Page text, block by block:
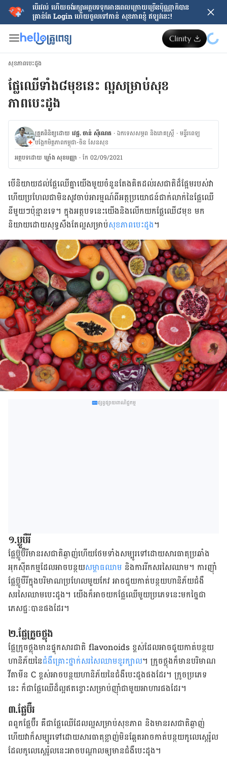
បើរវល់ ហើយចង់​រក្សាអត្ថបទទុកអានពេលក្រោយ​ច្រើនប៉ុណ្ណាក៏បាន
គ្រាន់តែ​ Login ហើយចូលទៅកាន់ សុខភាពខ្ញុំ ឥឡូវនេះ!
សុខភាពបេះដូង
ផ្លែ​ឈើ​ទាំង​៨​មុខ​នេះ ល្អ​សម្រាប់​សុខ
ភាពបេះដូង
ត្រួតពិនិត្យដោយ វេជ្ជ. ចាន់ ស៊ីណេត ·ឯកទេសសម្ភព និងរោគស្ត្រី ·ម​ន្ទីរពេទ្យ
បង្អែកមិត្តភាពកម្ពុជា-ចិន សែនសុខ
អត្ថបទ​ដោយ ឃ្លាំង សុខបញ្ញា ·កែ 02/09/2021
បើ​និយាយ​ដល់​ផ្លែ​ឈើ​គ្នា​យើង​មួយ​ចំនួន​តែង​គិត​ដល់​រសជាតិ​ដ៏​ផ្អែម​របស់​វា
ហើយ​ប្រហែលជា​មិន​សូវ​ចាប់​អារម្មណ៍​​ពី​អត្ថប្រយោជន៍ជាក់​លាក់​​​នៃ​ផ្លែ​ឈើ​
នីមួយៗ​ប៉ុន្មាន​ទេ​។ ក្នុង​អត្ថបទ​នេះ​យើង​និង​លើក​យក​ផ្លែ​ឈើ​៨​មុខ​ មក​
និយាយ​ដោយ​សុទ្ធ​សឹង​តែ​​ល្អ​សម្រាប់​សុខភាព​បេះដូង។
ផ្សព្វផ្សាយពាណិជ្ជកម្ម
១.ប្លូបឺរី​
ផ្លែ​ប៊្លូប៊ឺរី​មាន​រសជាតិ​ឆ្ងាញ់​ហើយ​ថែម​ទាំង​សម្បូរ​ទៅ​ដោយ​សារធាតុ​ប្រឆាំង​
អុកស៊ីតកម្ម​ដែល​អាច​បន្ថយ​សម្ពាធ​ឈាម ​ និង​ការ​រីក​សរសៃឈាម។ ការ​ញ៉ាំ​​
ផ្លែ​ប៊្លូបឺរី​​ក្នុង​បរិមាណ​ប្រហែល​មួយ​កែវ​ អាច​ជួយ​កាត់​បន្ថយ​ហានិភ័យ​​ជំងឺ​
សរសៃ​ឈាម​បេះដូង។ យើង​ក៏​​អាច​យកផ្លែ​ឈើ​មួយ​ប្រភេទ​នេះ​​មក​ច្នៃ​ជា​
ភេសជ្ជៈ​បាន​ផង​ដែរ​។
២.ផ្លែ​ក្រូចថ្លុង
ផ្លែ​ក្រូចថ្លុង​មាន​ផ្ទុក​សារ​ជាតិ flavonoids ខ្ពស់​ដែល​អាច​ជួយ​កាត់​បន្ថយ​
ហានិភ័យ​នៃ​ជំងឺ​គ្រោះ​ថ្នាក់​សរសៃ​ឈាម​ខួរ​ក្បាល។ ក្រូច​ថ្លុង​​ក៏​មាន​បរិមាណ​
វីតាមីន C ខ្ពស់​អាច​បន្ថយ​ហានិភ័យ​នៃ​ជំងឺ​បេះដូង​ផង​ដែរ។ ក្រូច​ប្រភេទ
នេះ ​ក៏​ជា​ផ្លែ​ឈើ​ដ៏​ល្អ​ឥត​ខ្ចោះ​សម្រាប់​ញ៉ាំ​​ជា​មួយ​អាហារផង​ដែរ​។
៣.ផ្លែ​ប៊ឺរ
ពពួក​ផ្លែ​ប៊ឺរ​ គឺ​ជា​ផ្លែ​ឈើ​ដែល​ល្អ​សម្រាប់​សុខភាព​ និង​មាន​រសជាតិ​ឆ្ងាញ់
ហើយ​វា​ក៏​សម្បូរ​ទៅ​ដោយ​សារធាតុ​ខ្លាញ់​មិន​ឆ្អែត​​អាច​កាត់​បន្ថយ​កូលេស្តេរ៉ូល​
​ដែល​កូលេស្តេរ៉ូល​នេះអាច​បណ្ដាល​ឲ្យ​មាន​ជំងឺ​បេះដូង។